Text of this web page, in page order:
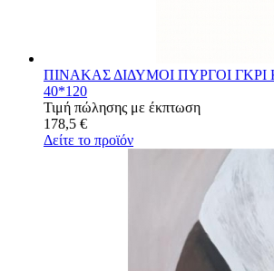
ΠΙΝΑΚΑΣ ΔΙΔΥΜΟΙ ΠΥΡΓΟΙ ΓΚΡΙ
40*120
Τιμή πώλησης με έκπτωση
178,5 €
Δείτε το προϊόν